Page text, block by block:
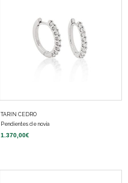
TARIN CEDRO
Pendientes de novia
1.370,00€